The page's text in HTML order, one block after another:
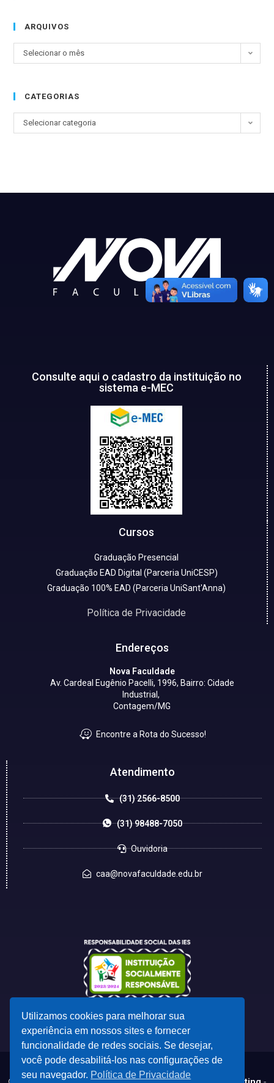
ARQUIVOS
Selecionar o mês
CATEGORIAS
Selecionar categoria
Consulte aqui o cadastro da instituição no
sistema e-MEC
Cursos
Graduação Presencial
Graduação EAD Digital (Parceria UniCESP)
Graduação 100% EAD (Parceria UniSant'Anna)
Política de Privacidade
Endereços
Nova Faculdade
Av. Cardeal Eugênio Pacelli, 1996, Bairro: Cidade
Industrial,
Contagem/MG
Encontre a Rota do Sucesso!
Atendimento
(31) 2566-8500
(31) 98488-7050
Ouvidoria
caa@novafaculdade.edu.br
Utilizamos cookies para melhorar sua
experiência em nossos sites e fornecer
funcionalidade de redes sociais. Se desejar,
você pode desabilitá-los nas configurações de
seu navegador. Política de Privacidade